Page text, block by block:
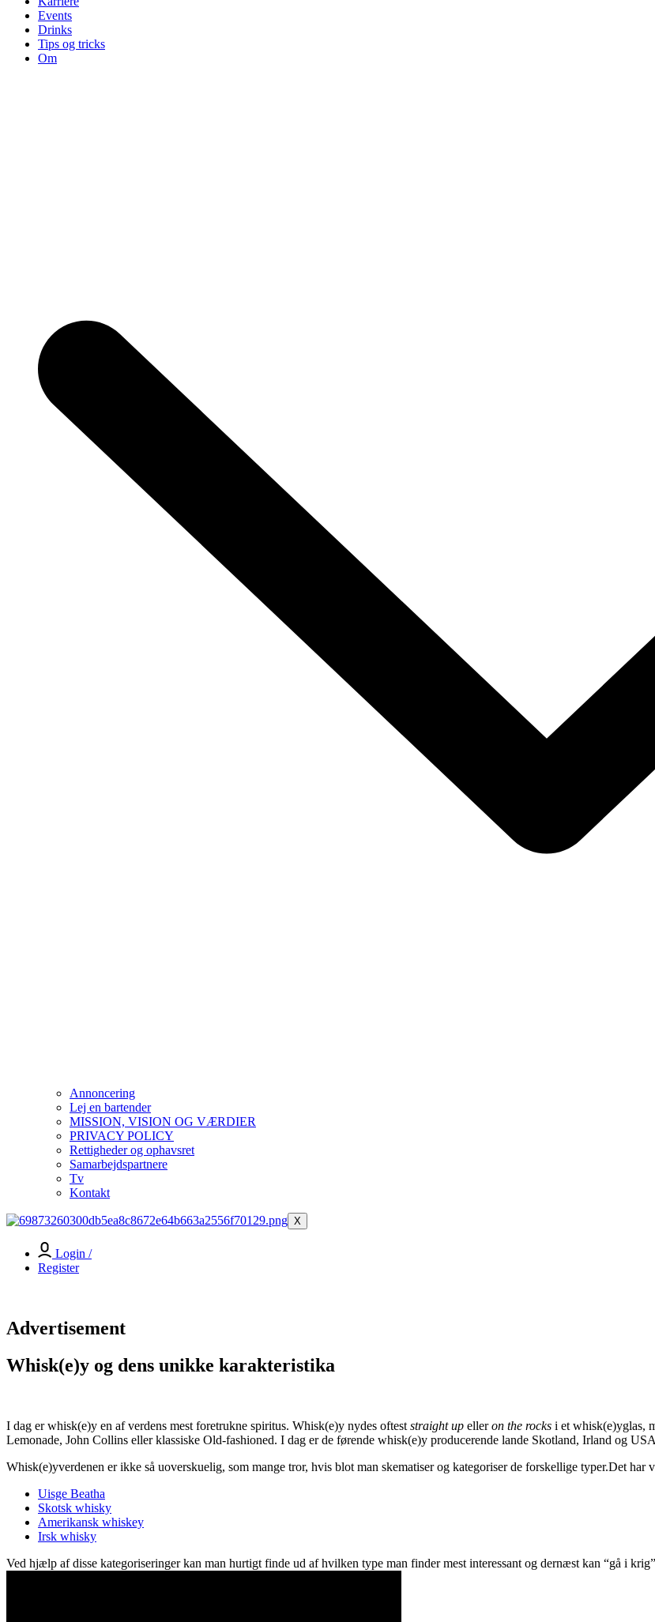
Events
Drinks
Tips og tricks
Om
Annoncering
Lej en bartender
MISSION, VISION OG VÆRDIER
PRIVACY POLICY
Rettigheder og ophavsret
Samarbejdspartnere
Tv
Kontakt
X
Login /
Register
Advertisement
Whisk(e)y og dens unikke karakteristika
I dag er whisk(e)y en af verdens mest foretrukne spiritus. Whisk(e)y nydes oftest straight up elleron the rocks i et whisk(e)yglas,
Lemonade, John Collins eller klassiske Old-fashioned. I dag er de førende whisk(e)y producerende lande Skotland, Irland og
Whisk(e)yverdenen er ikke så uoverskuelig, som mange tror, hvis blot man skematiser og kategoriser de forskellige typer.Det
Uisge Beatha
Skotsk whisky
Amerikansk whiskey
Irsk whisky
Ved hjælp af disse kategoriseringer kan man hurtigt finde ud af hvilken type man finder mest interessant og dernæst kan “gå i